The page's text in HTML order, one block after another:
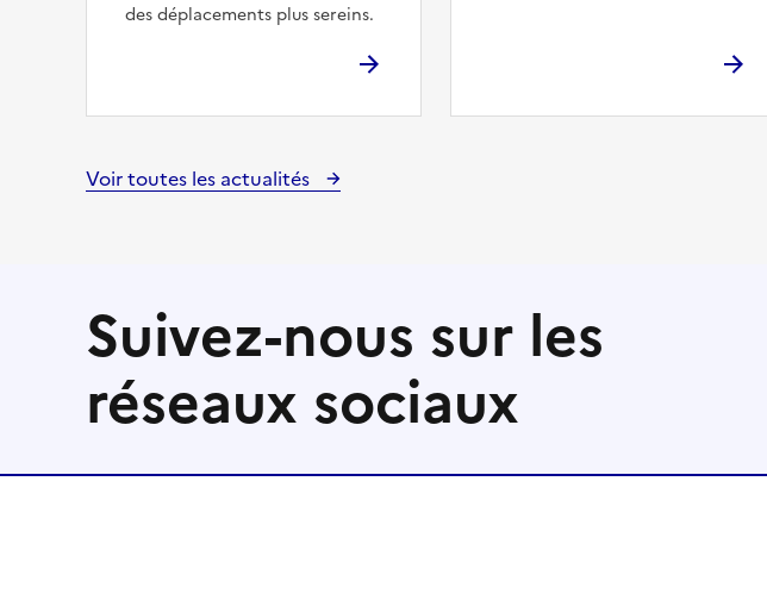
des déplacements plus sereins.
Voir toutes les actualités
Suivez-nous sur les
réseaux sociaux